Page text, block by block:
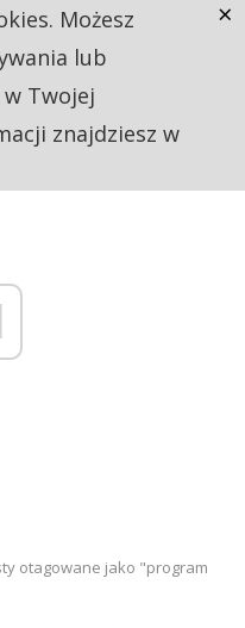
otagowane jako "program
Możesz
lub
Twojej
znajdziesz w
×